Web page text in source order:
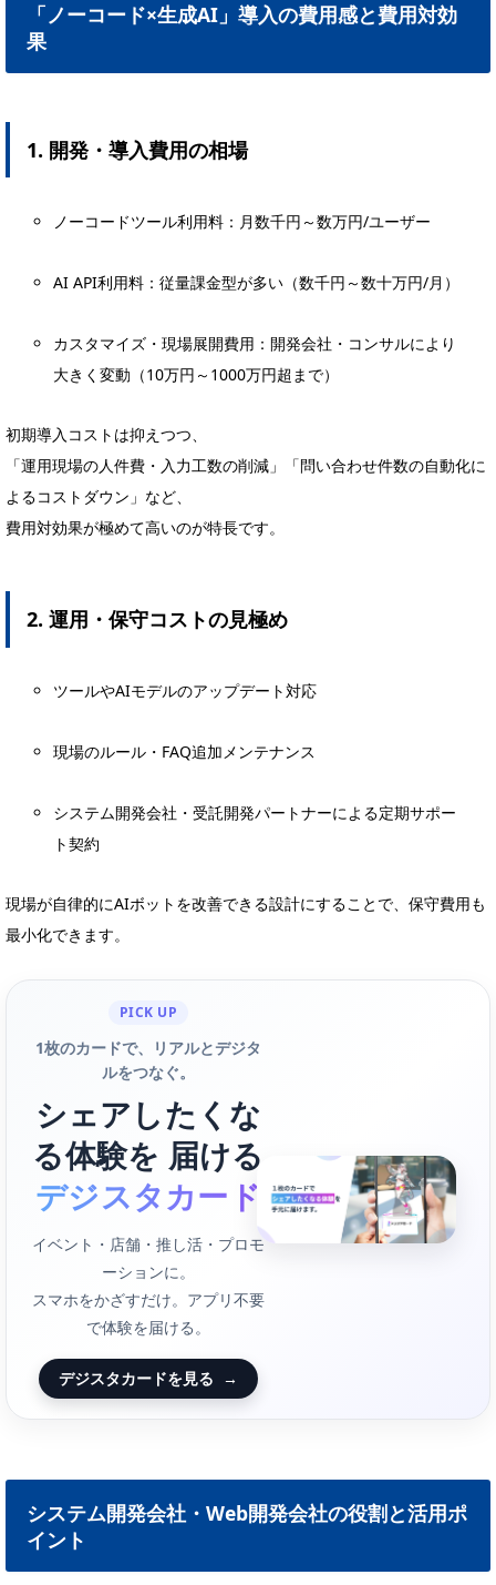
「ノーコード×生成AI」導入の費用感と費用対効
果
1. 開発・導入費用の相場
ノーコードツール利用料：月数千円～数万円/ユーザー
AI API利用料：従量課金型が多い（数千円～数十万円/月）
カスタマイズ・現場展開費用：開発会社・コンサルにより
大きく変動（10万円～1000万円超まで）
初期導入コストは抑えつつ、
「運用現場の人件費・入力工数の削減」「問い合わせ件数の自動化に
よるコストダウン」など、
費用対効果が極めて高いのが特長です。
2. 運用・保守コストの見極め
ツールやAIモデルのアップデート対応
現場のルール・FAQ追加メンテナンス
システム開発会社・受託開発パートナーによる定期サポー
ト契約
現場が自律的にAIボットを改善できる設計にすることで、保守費用も
最小化できます。
PICK UP
1枚のカードで、リアルとデジタ
ルをつなぐ。
シェアしたくな
る体験を 届ける
デジスタカード
イベント・店舗・推し活・プロモ
ーションに。
スマホをかざすだけ。アプリ不要
で体験を届ける。
デジスタカードを見る →
システム開発会社・Web開発会社の役割と活用ポ
イント